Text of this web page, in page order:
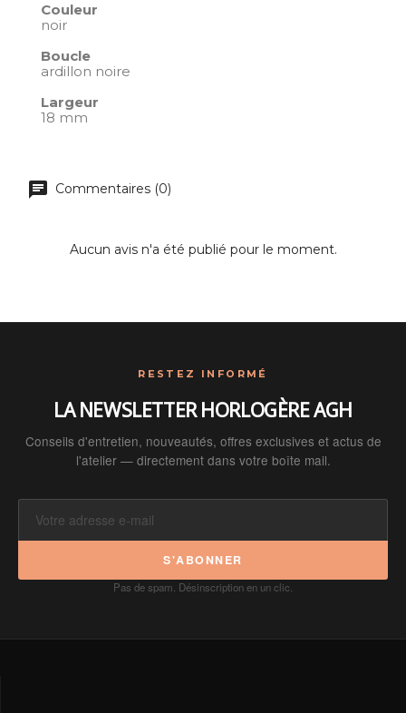
Couleur
noir
Boucle
ardillon noire
Largeur
18 mm
Commentaires (0)
Aucun avis n'a été publié pour le moment.
RESTEZ INFORMÉ
LA NEWSLETTER HORLOGÈRE AGH
Conseils d'entretien, nouveautés, offres exclusives et actus de
l'atelier — directement dans votre boîte mail.
S'ABONNER
Pas de spam. Désinscription en un clic.